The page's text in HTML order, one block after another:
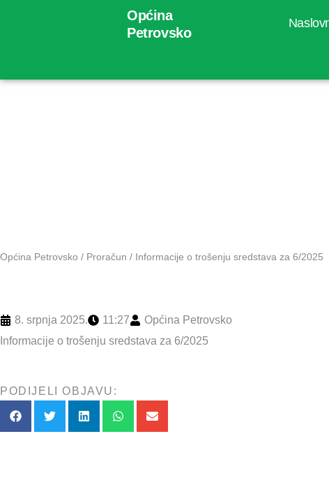
Općina
Petrovsko
Općina Petrovsko / Proračun / Informacije o trošenju sredstava za 6/2025
8. srpnja 2025. 11:27
Općina Petrovsko
Informacije o trošenju sredstava za 6/2025
PODIJELI OBJAVU: